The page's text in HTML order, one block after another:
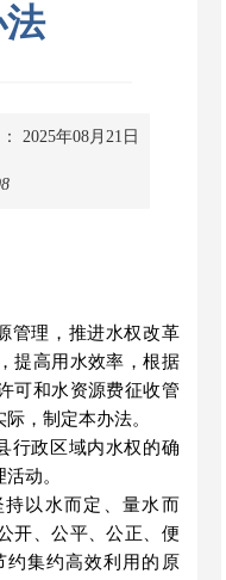
2025年08月21日
管理，推进水权改革
提高用水效率，根据
可和水资源费征收管
，制定本办法。
行政区域内水权的确
动。
以水而定、量水而
开、公平、公正、便
集约高效利用的原